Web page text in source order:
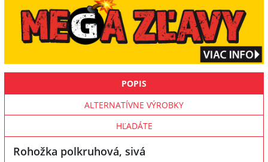
POPIS
ALTERNATÍVNE VÝROBKY
HĽADÁTE
Rohožka polkruhová, sivá